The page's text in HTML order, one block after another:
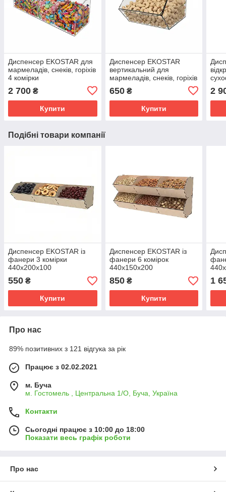
Диспенсер EKOSTAR для
мармеладів, снеків, горіхів
4 комірки
2 700 ₴
Купити
Диспенсер EKOSTAR
вертикальний для
мармеладів, снеків, горіхів
650₴
Купити
2
Подібні товари компанії
Диспенсер EKOSTAR із
фанери 3 комірки
440х200х100
550 ₴
Купити
Диспенсер EKOSTAR із
фанери 6 комірок
440х150х200
850₴
Купити
1
Про нас
89% позитивних з 121 відгука за рік
Працює з 02.02.2021
м. Буча
м. Гостомель , Центральна 1/О, Буча, Україна
Контакти
Сьогодні працює з 10:00 до 18:00
Показати весь графік роботи
Про нас